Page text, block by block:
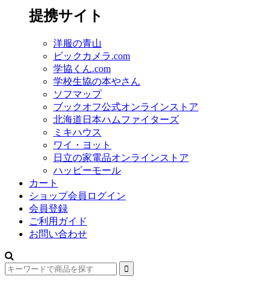
提携サイト
洋服の青山
ビックカメラ.com
学協くん.com
学校生協の本やさん
ソフマップ
ブックオフ公式オンラインストア
北海道日本ハムファイターズ
ミキハウス
ワイ・ヨット
日立の家電品オンラインストア
ハッピーモール
カート
ショップ会員ログイン
会員登録
ご利用ガイド
お問い合わせ